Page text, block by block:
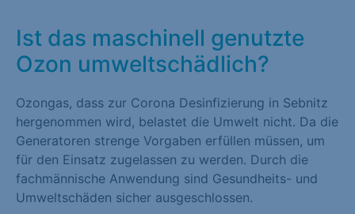
Ist das maschinell genutzte
Ozon umweltschädlich?
Ozongas, dass zur Corona Desinfizierung in Sebnitz
hergenommen wird, belastet die Umwelt nicht. Da die
Generatoren strenge Vorgaben erfüllen müssen, um
für den Einsatz zugelassen zu werden. Durch die
fachmännische Anwendung sind Gesundheits- und
Umweltschäden sicher ausgeschlossen.